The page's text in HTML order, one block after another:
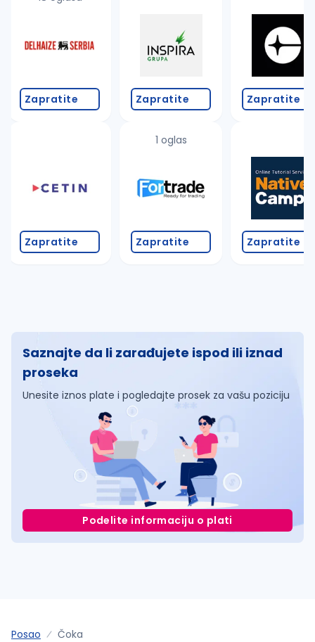
proverite pravopisne greške (koristite č, ć, š, đ,
promenite odabrane filtere pretrage
Zapratite
Zapratite
Zapratite
1 oglas
Zapratite
Zapratite
Zapratite
Saznajte da li zarađujete ispod ili iznad
proseka
Unesite iznos plate i pogledajte prosek za vašu poziciju
Podelite informaciju o plati
Posao Čoka